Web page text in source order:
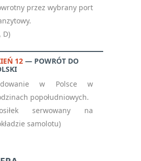
SIĘ, ABY
przez wybrany port
D)
12
POWRÓT DO
w Polsce w
popołudniowych.
serwowany na
samolotu)